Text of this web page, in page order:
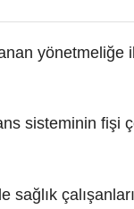
yönetmeliğe
sisteminin fişi
sağlık